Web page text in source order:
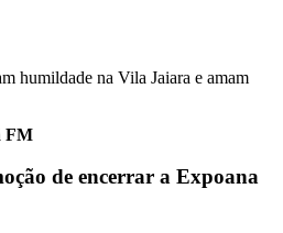
FM
de encerrar a Expoana